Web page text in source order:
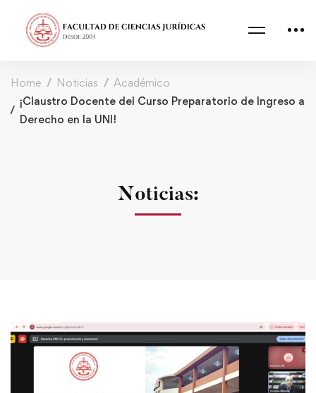
Home Noticias
Académico
¡Claustro Docente del Curso Preparatorio de Ingreso a
Derecho en la UNI!
Noticias: